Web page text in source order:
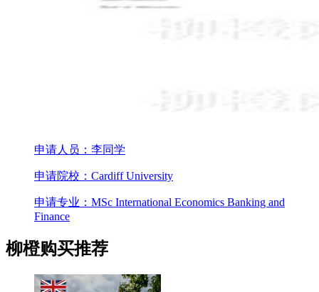
申请人员：李同学
申请院校：Cardiff University
申请专业：MSc International Economics Banking and
Finance
柳橙购买推荐